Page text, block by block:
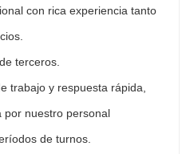
con rica experiencia tanto
terceros.
trabajo y respuesta rápida,
por nuestro personal
de turnos.